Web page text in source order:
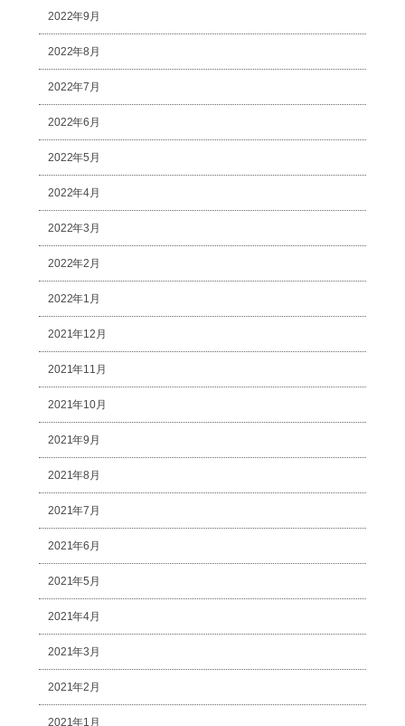
2022年9月
2022年8月
2022年7月
2022年6月
2022年5月
2022年4月
2022年3月
2022年2月
2022年1月
2021年12月
2021年11月
2021年10月
2021年9月
2021年8月
2021年7月
2021年6月
2021年5月
2021年4月
2021年3月
2021年2月
2021年1月